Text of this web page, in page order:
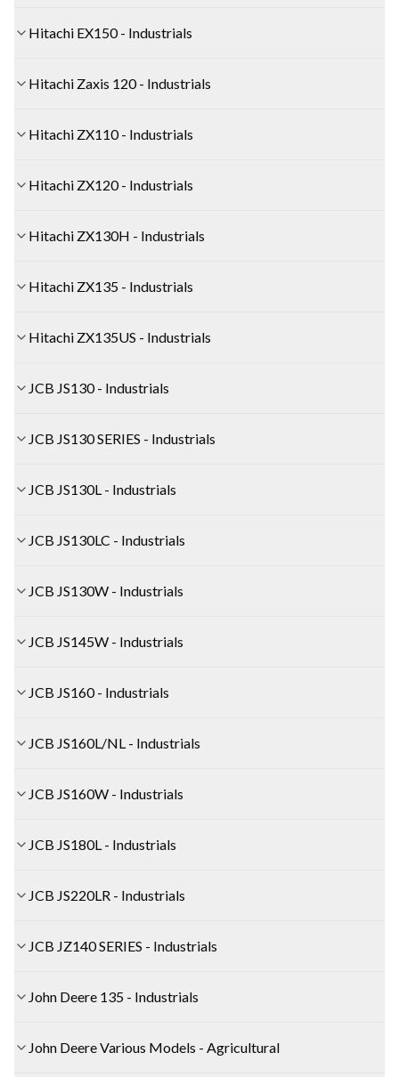
Hitachi EX150 - Industrials
Hitachi Zaxis 120 - Industrials
Hitachi ZX110 - Industrials
Hitachi ZX120 - Industrials
Hitachi ZX130H - Industrials
Hitachi ZX135 - Industrials
Hitachi ZX135US - Industrials
JCB JS130 - Industrials
JCB JS130 SERIES - Industrials
JCB JS130L - Industrials
JCB JS130LC - Industrials
JCB JS130W - Industrials
JCB JS145W - Industrials
JCB JS160 - Industrials
JCB JS160L/NL - Industrials
JCB JS160W - Industrials
JCB JS180L - Industrials
JCB JS220LR - Industrials
JCB JZ140 SERIES - Industrials
John Deere 135 - Industrials
John Deere Various Models - Agricultural